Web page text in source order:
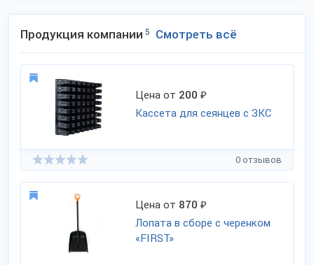
Продукция компании 5 Смотреть всё
Цена от 200 ₽
Кассета для сеянцев с ЗКС
0 отзывов
Цена от 870 ₽
Лопата в сборе с черенком
«FIRST»